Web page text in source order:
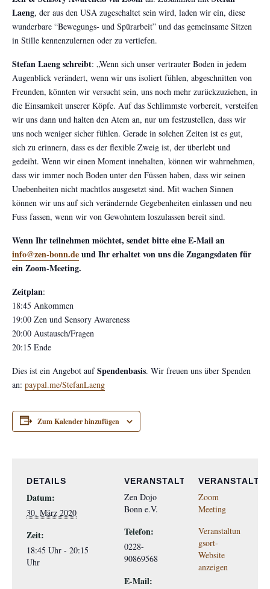
Laeng, der aus den USA zugeschaltet sein wird, laden wir ein, diese
wunderbare “Bewegungs- und Spürarbeit” und das gemeinsame Sitzen
in Stille kennenzulernen oder zu vertiefen.
Stefan Laeng schreibt: „Wenn sich unser vertrauter Boden in jedem
Augenblick verändert, wenn wir uns isoliert fühlen, abgeschnitten von
Freunden, könnten wir versucht sein, uns noch mehr zurückzuziehen, in
die Einsamkeit unserer Köpfe. Auf das Schlimmste vorbereit, versteifen
wir uns dann und halten den Atem an, nur um festzustellen, dass wir
uns noch weniger sicher fühlen. Gerade in solchen Zeiten ist es gut,
sich zu erinnern, dass es der flexible Zweig ist, der überlebt und
gedeiht. Wenn wir einen Moment innehalten, können wir wahrnehmen,
dass wir immer noch Boden unter den Füssen haben, dass wir seinen
Unebenheiten nicht machtlos ausgesetzt sind. Mit wachen Sinnen
können wir uns auf sich verändernde Gegebenheiten einlassen und neu
Fuss fassen, wenn wir von Gewohntem loszulassen bereit sind.
Wenn Ihr teilnehmen möchtet, sendet bitte eine E-Mail an
info@zen-bonn.deund Ihr erhaltet von uns die Zugangsdaten für
ein Zoom-Meeting.
Zeitplan:
18:45 Ankommen
19:00 Zen und Sensory Awareness
20:00 Austausch/Fragen
20:15 Ende
Dies ist ein Angebot aufSpendenbasis. Wir freuen uns über Spenden
an: paypal.me/StefanLaeng
Zum Kalender hinzufügen
DETAILS
Datum:
30. März 2020
Zeit:
18:45 Uhr - 20:15
Uhr
Zoom
Meeting
Veranstaltun
gsort-
Website
anzeigen
VERANSTALTER
Zen Dojo
Bonn e.V.
Telefon:
0228-
90869568
E-Mail: